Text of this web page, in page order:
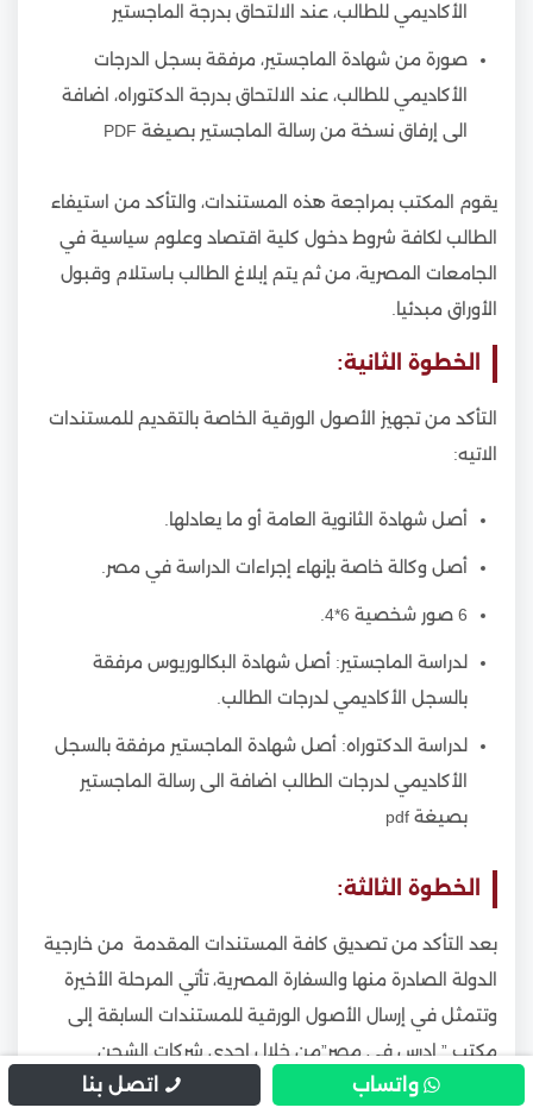
الأكاديمي للطالب، عند الالتحاق بدرجة الماجستير
صورة من شهادة الماجستير، مرفقة بسجل الدرجات
الأكاديمي للطالب، عند الالتحاق بدرجة الدكتوراه، اضافة
الى إرفاق نسخة من رسالة الماجستير بصيغة PDF
يقوم المكتب بمراجعة هذه المستندات، والتأكد من استيفاء
الطالب لكافة شروط دخول كلية اقتصاد وعلوم سياسية في
الجامعات المصرية، من ثم يتم إبلاغ الطالب بـاستلام وقبول
الأوراق مبدئيا.
الخطوة الثانية:
التأكد من تجهيز الأصول الورقية الخاصة بالتقديم للمستندات
الاتيه:
أصل شهادة الثانوية العامة أو ما يعادلها.
أصل وكالة خاصة بإنهاء إجراءات الدراسة في مصر.
6 صور شخصية 6*4.
لدراسة الماجستير: أصل شهادة البكالوريوس مرفقة
بالسجل الأكاديمي لدرجات الطالب.
لدراسة الدكتوراه: أصل شهادة الماجستير مرفقة بالسجل
الأكاديمي لدرجات الطالب اضافة الى رسالة الماجستير
بصيغة pdf
الخطوة الثالثة:
بعد التأكد من تصديق كافة المستندات المقدمة من خارجية
الدولة الصادرة منها والسفارة المصرية، تأتي المرحلة الأخيرة
وتتمثل في إرسال الأصول الورقية للمستندات السابقة إلى
مكتب ” ادرس في مصر”من خلال إحدى شركات الشحن
الموثوقة التي يتعامل معها المكتب، مثل:
واتساب اتصل بنا